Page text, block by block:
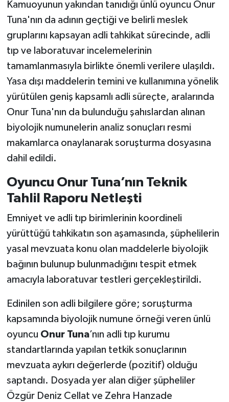
Kamuoyunun yakından tanıdığı ünlü oyuncu Onur
Tuna'nın da adının geçtiği ve belirli meslek
gruplarını kapsayan adli tahkikat sürecinde, adli
tıp ve laboratuvar incelemelerinin
tamamlanmasıyla birlikte önemli verilere ulaşıldı.
Yasa dışı maddelerin temini ve kullanımına yönelik
yürütülen geniş kapsamlı adli süreçte, aralarında
Onur Tuna'nın da bulunduğu şahıslardan alınan
biyolojik numunelerin analiz sonuçları resmi
makamlarca onaylanarak soruşturma dosyasına
dahil edildi.
Oyuncu Onur Tuna’nın Teknik
Tahlil Raporu Netleşti
Emniyet ve adli tıp birimlerinin koordineli
yürüttüğü tahkikatın son aşamasında, şüphelilerin
yasal mevzuata konu olan maddelerle biyolojik
bağının bulunup bulunmadığını tespit etmek
amacıyla laboratuvar testleri gerçekleştirildi.
Edinilen son adli bilgilere göre; soruşturma
kapsamında biyolojik numune örneği veren ünlü
oyuncu Onur Tuna’nın adli tıp kurumu
standartlarında yapılan tetkik sonuçlarının
mevzuata aykırı değerlerde (pozitif) olduğu
saptandı. Dosyada yer alan diğer şüpheliler
Özgür Deniz Cellat ve Zehra Hanzade